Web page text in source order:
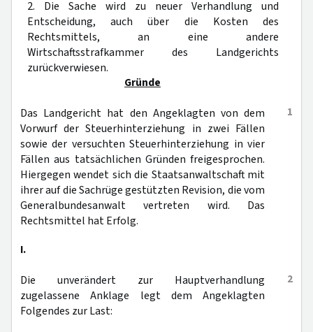
2. Die Sache wird zu neuer Verhandlung und
Entscheidung, auch über die Kosten des
Rechtsmittels, an eine andere
Wirtschaftsstrafkammer des Landgerichts
zurückverwiesen.
Gründe
1
Das Landgericht hat den Angeklagten von dem
Vorwurf der Steuerhinterziehung in zwei Fällen
sowie der versuchten Steuerhinterziehung in vier
Fällen aus tatsächlichen Gründen freigesprochen.
Hiergegen wendet sich die Staatsanwaltschaft mit
ihrer auf die Sachrüge gestützten Revision, die vom
Generalbundesanwalt vertreten wird. Das
Rechtsmittel hat Erfolg.
I.
2
Die unverändert zur Hauptverhandlung
zugelassene Anklage legt dem Angeklagten
Folgendes zur Last: